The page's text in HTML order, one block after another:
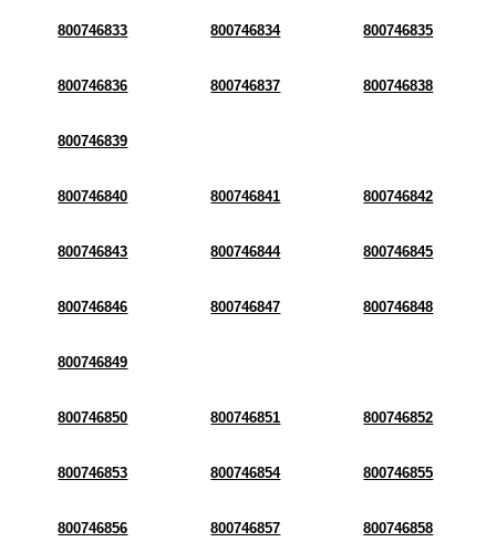
800746833 800746834 800746835
800746836 800746837 800746838
800746839
800746840 800746841 800746842
800746843 800746844 800746845
800746846 800746847 800746848
800746849
800746850 800746851 800746852
800746853 800746854 800746855
800746856 800746857 800746858